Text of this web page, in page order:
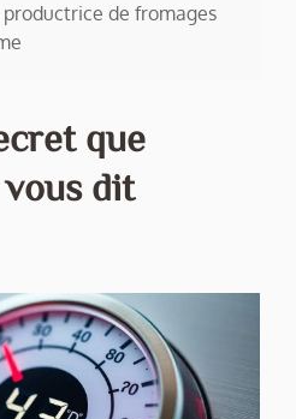
de fromages
que
dit